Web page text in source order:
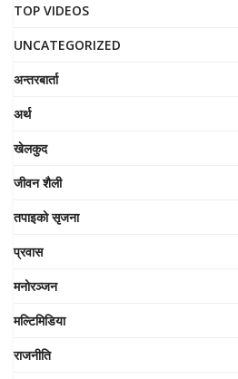
TOP VIDEOS
UNCATEGORIZED
अन्तरबार्ता
अर्थ
खेलकुद
जीवन शैली
तपाइको सृजना
प्रवास
मनोरञ्जन
मल्टिमिडिया
राजनीति